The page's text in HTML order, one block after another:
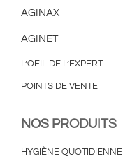
AGINAX
AGINET
L’OEIL DE L’EXPERT
POINTS DE VENTE
NOS PRODUITS
HYGIÈNE QUOTIDIENNE